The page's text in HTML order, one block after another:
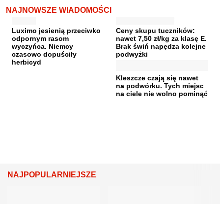
NAJNOWSZE WIADOMOŚCI
Luximo jesienią przeciwko
odpornym rasom
wyczyńca. Niemcy
czasowo dopuściły
herbicyd
Ceny skupu tuczników:
nawet 7,50 zł/kg za klasę E.
Brak świń napędza kolejne
podwyżki
Kleszcze czają się nawet
na podwórku. Tych miejsc
na ciele nie wolno pominąć
NAJPOPULARNIEJSZE